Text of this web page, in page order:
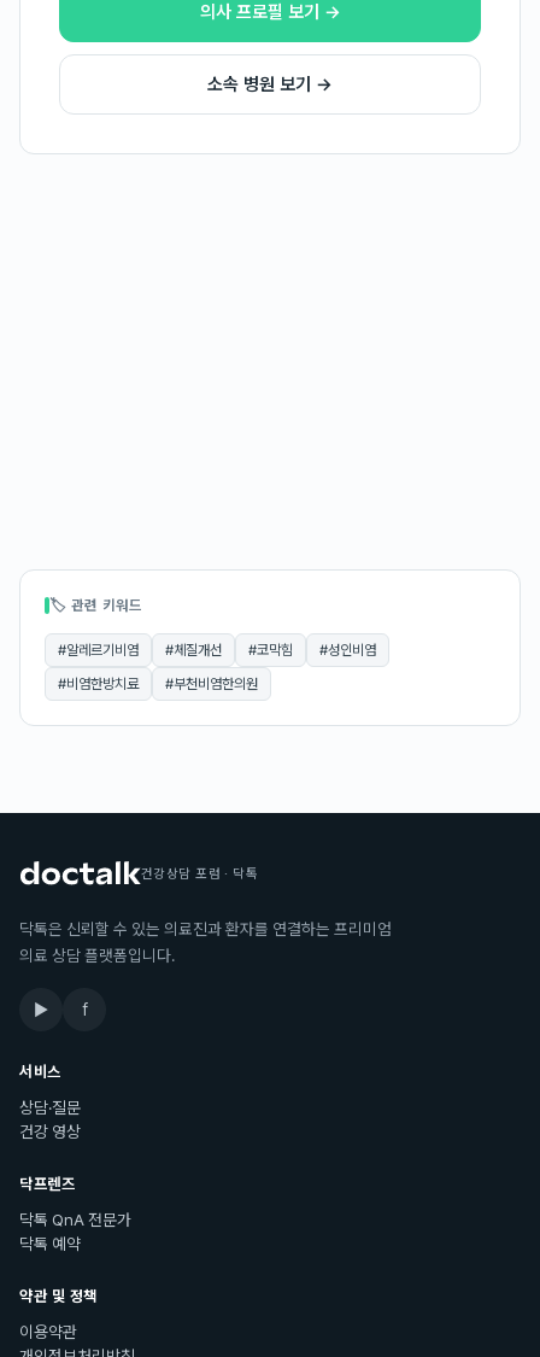
의사 프로필 보기 →
소속 병원 보기 →
🏷 관련 키워드
#알레르기비염 #체질개선 #코막힘 #성인비염
#비염한방치료 #부천비염한의원
건강상담 포럼 · 닥톡
닥톡은 신뢰할 수 있는 의료진과 환자를 연결하는 프리미엄
의료 상담 플랫폼입니다.
▶ f
서비스
상담·질문
건강 영상
닥프렌즈
닥톡 QnA 전문가
닥톡 예약
약관 및 정책
이용약관